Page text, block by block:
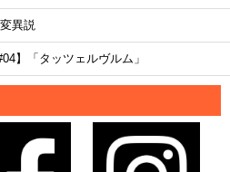
異説
】「タッツェルヴルム」